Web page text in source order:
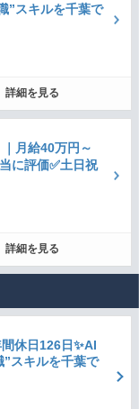
”スキルを千葉で
詳細を見る
月給40万円～
に評価✅土日祝
詳細を見る
休日126日✨AI
”スキルを千葉で